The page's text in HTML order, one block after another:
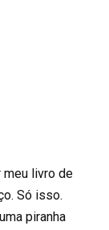
meu livro de
Só isso.
piranha